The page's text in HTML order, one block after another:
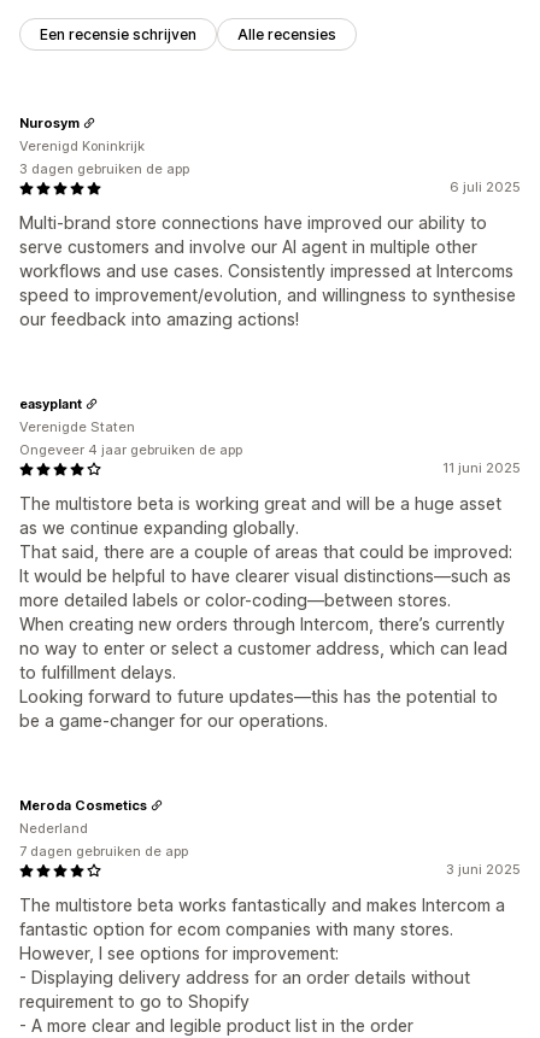
Een recensie schrijven Alle recensies
6 juli 2025
Multi-brand store connections have improved our ability to
serve customers and involve our AI agent in multiple other
workflows and use cases. Consistently impressed at Intercoms
speed to improvement/evolution, and willingness to synthesise
our feedback into amazing actions!
Nurosym
Verenigd Koninkrijk
3 dagen gebruiken de app
11 juni 2025
The multistore beta is working great and will be a huge asset
as we continue expanding globally.
That said, there are a couple of areas that could be improved:
It would be helpful to have clearer visual distinctions—such as
more detailed labels or color-coding—between stores.
When creating new orders through Intercom, there’s currently
no way to enter or select a customer address, which can lead
to fulfillment delays.
Looking forward to future updates—this has the potential to
be a game-changer for our operations.
easyplant
Verenigde Staten
Ongeveer 4 jaar gebruiken de app
3 juni 2025
The multistore beta works fantastically and makes Intercom a
fantastic option for ecom companies with many stores.
However, I see options for improvement:
- Displaying delivery address for an order details without
requirement to go to Shopify
- A more clear and legible product list in the order
Meroda Cosmetics
Nederland
7 dagen gebruiken de app